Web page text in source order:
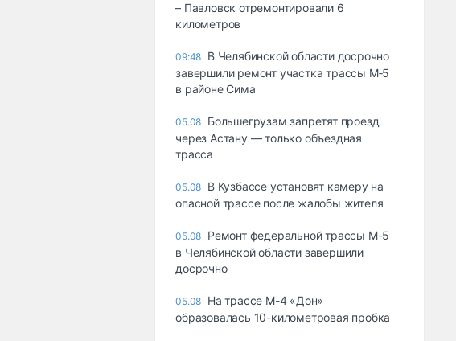
– Павловск отремонтировали 6
километров
09:48 В Челябинской области досрочно
завершили ремонт участка трассы М‑5
в районе Сима
05.08 Большегрузам запретят проезд
через Астану — только объездная
трасса
05.08 В Кузбассе установят камеру на
опасной трассе после жалобы жителя
05.08 Ремонт федеральной трассы М-5
в Челябинской области завершили
досрочно
05.08 На трассе М-4 «Дон»
образовалась 10-километровая пробка